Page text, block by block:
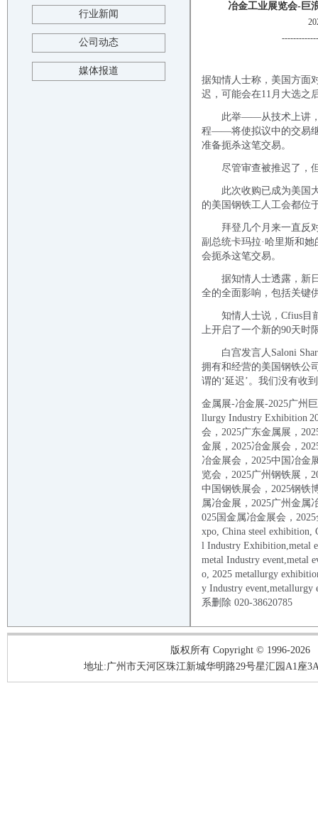
行业新闻
公司动态
媒体报道
冶金工业展览会-巨
据知情人士称，美国方面
迟，可能会在11月大选之
此举——从技术上讲，允
程——将使拟议中的交易
准备扼杀这笔交易。
尽管审查被推迟了，但
此次收购已成为美国大
的美国钢铁工人工会都位
拜登几个月来一直反对
副总统卡玛拉·哈里斯和
会扼杀这笔交易。
据知情人士透露，新日
全的全面影响，包括关键
知情人士说，Cfius目前
上开启了一个新的90天时
白宫发言人Saloni
拥有和经营的美国钢铁公
谓的‘延迟’。我们没有收
金属展-冶金展-2025广州
llurgy Industry Exhibition
会， 2025广东金属展，
金展， 2025冶金展会，
冶金展会， 2025中国冶金
览会， 2025广州钢铁展，
中国钢铁展会， 2025钢铁
属冶金展， 2025广州金属
025 国金属冶金展会， 2025
xpo, China steel exhibition,
l Industry Exhibition,metal
metal Industry event,metal e
o, 2025 metallurgy
y Industry event,metallurgy
系删除 020-38620785
版权所有 Copyright © 1996-2026
地址:广州市天河区珠江新城华明路29号星汇园A1座